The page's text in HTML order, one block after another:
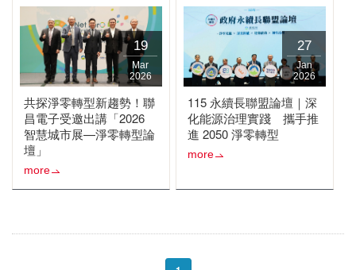
19
Mar
2026
共探淨零轉型新趨勢！聯
昌電子受邀出講「2026
智慧城市展—淨零轉型論
壇」
more
27
Jan
2026
115 永續長聯盟論壇｜深
化能源治理實踐 攜手推
進 2050 淨零轉型
more